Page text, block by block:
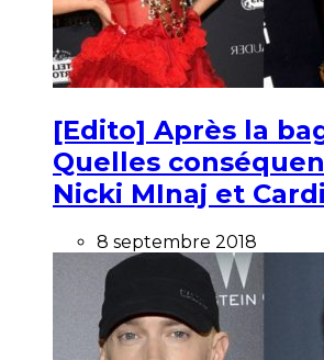
[Edito] Après la
Quelles
Nicki MInaj et
8 septembre 2018